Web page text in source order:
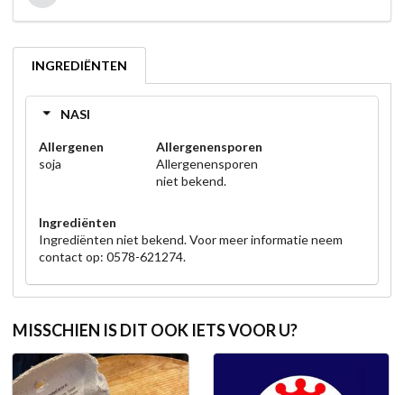
INGREDIËNTEN
NASI
Allergenen
soja
Allergenensporen
Allergenensporen
niet bekend.
Ingrediënten
Ingrediënten niet bekend. Voor meer informatie neem
contact op: 0578-621274.
MISSCHIEN IS DIT OOK IETS VOOR U?